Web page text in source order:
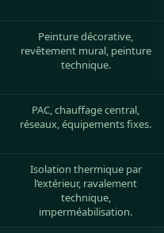
Peinture décorative,
revêtement mural, peinture
technique.
PAC, chauffage central,
réseaux, équipements fixes.
Isolation thermique par
l’extérieur, ravalement
technique,
imperméabilisation.